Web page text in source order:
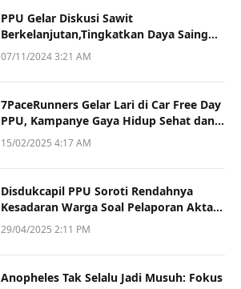
PPU Gelar Diskusi Sawit
Berkelanjutan,Tingkatkan Daya Saing
dan Kualitas
07/11/2024 3:21 AM
7PaceRunners Gelar Lari di Car Free Day
PPU, Kampanye Gaya Hidup Sehat dan
Dukung UMKM
15/02/2025 4:17 AM
Disdukcapil PPU Soroti Rendahnya
Kesadaran Warga Soal Pelaporan Akta
Kematian
29/04/2025 2:11 PM
Anopheles Tak Selalu Jadi Musuh: Fokus